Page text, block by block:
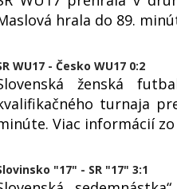
hrala do 89.
WU17 - Česko WU17 0:2
ženská
turnaja
Viac informácií
"17" - SR "17" 3:1